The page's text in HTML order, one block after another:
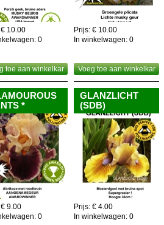
€ 10.00
0
toe aan winkelkar
Prijs: € 10.00
In winkelwagen: 0
Voeg toe aan winkelkar
*
9.00
0
GLANZLICHT
(SDB)
Prijs: € 4.00
In winkelwagen: 0